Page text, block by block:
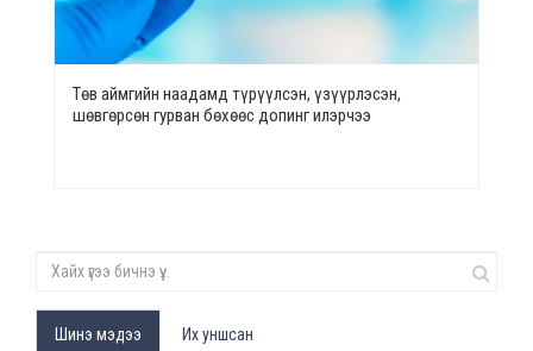
Төв аймгийн наадамд түрүүлсэн, үзүүрлэсэн,
шөвгөрсөн гурван бөхөөс допинг илэрчээ
Шинэ мэдээ Их уншсан